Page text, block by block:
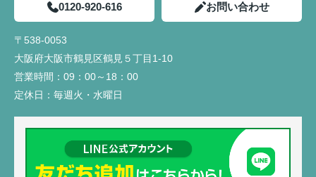
0120-920-616 お問い合わせ
〒538-0053
大阪府大阪市鶴見区鶴見５丁目1-10
営業時間： 09：00～18：00
定休日： 毎週火・水曜日